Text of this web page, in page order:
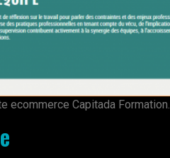
ecommerce Capitada Formation.